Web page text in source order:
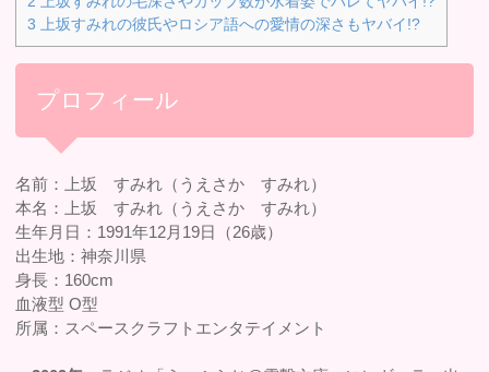
3 上坂すみれの彼氏やロシア語への愛情の深さもヤバイ!?
プロフィール
名前：上坂 すみれ（うえさか すみれ）
本名：上坂 すみれ（うえさか すみれ）
生年月日：1991年12月19日（26歳）
出生地：神奈川県
身長：160cm
血液型 O型
所属：スペースクラフトエンタテイメント